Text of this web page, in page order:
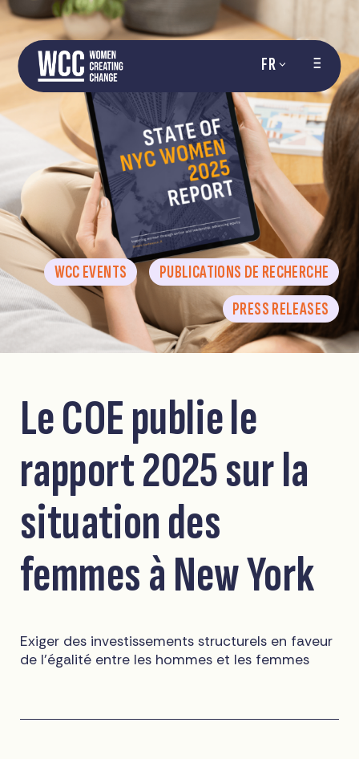
FR
WCC EVENTS
PUBLICATIONS DE RECHERCHE
PRESS RELEASES
Le COE publie le
rapport 2025 sur la
situation des
femmes à New York
Exiger des investissements structurels en faveur
de l'égalité entre les hommes et les femmes